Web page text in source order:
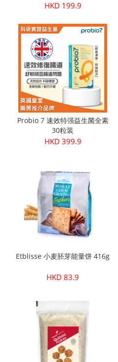
HKD 199.9
Probio 7 速效特强益生菌全素
30粒装
HKD 399.9
Etblisse 小麦胚芽能量饼 416g
HKD 83.9